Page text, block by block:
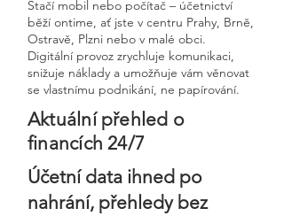
Stačí mobil nebo počítač – účetnictví
běží ontime, ať jste v centru Prahy, Brně,
Ostravě, Plzni nebo v malé obci.
Digitální provoz zrychluje komunikaci,
snižuje náklady a umožňuje vám věnovat
se vlastnímu podnikání, ne papírování.
Aktuální přehled o
financích 24/7
Účetní data ihned po
nahrání, přehledy bez